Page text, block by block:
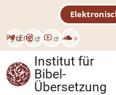
Inhalt
РусEng
Institut für
Bibel-
Übersetzung